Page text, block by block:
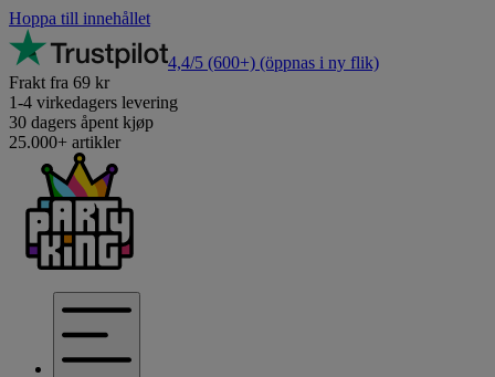
Hoppa till innehållet
4,4/5 (600+) (öppnas i ny flik)
Frakt fra 69 kr
1-4 virkedagers levering
30 dagers åpent kjøp
25.000+ artikler